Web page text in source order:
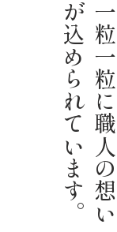
一
粒
一
粒
に
職
人
の
想
い
が
込
め
ら
れ
て
い
ま
す
。